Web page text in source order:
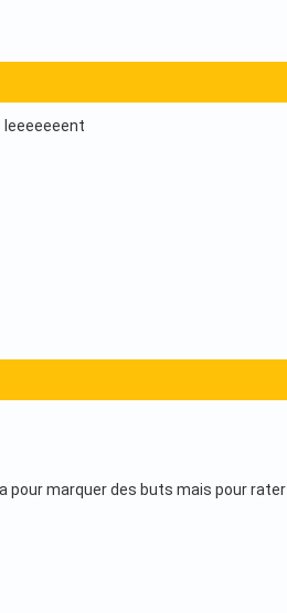
leeeeeeent
pour marquer des buts mais pour rater